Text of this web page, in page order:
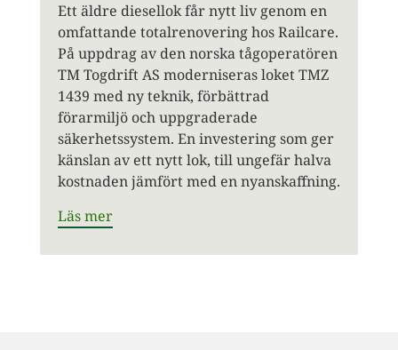
Ett äldre diesellok får nytt liv genom en
omfattande totalrenovering hos Railcare.
På uppdrag av den norska tågoperatören
TM Togdrift AS moderniseras loket TMZ
1439 med ny teknik, förbättrad
förarmiljö och uppgraderade
säkerhetssystem. En investering som ger
känslan av ett nytt lok, till ungefär halva
kostnaden jämfört med en nyanskaffning.
Läs mer